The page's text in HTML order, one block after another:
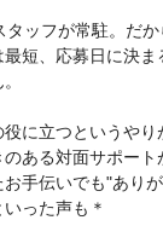
ッフが常駐。だ
短、応募日に決
に立つというや
ある対面サポート
手伝いでも"あり
った声も＊